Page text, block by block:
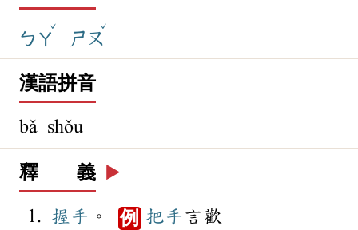
ㄅㄚ
ˇ
ㄕㄡ
ˇ
漢語拼音
bǎ shǒu
釋 義 ▶️
握手 。 例 把手 言歡